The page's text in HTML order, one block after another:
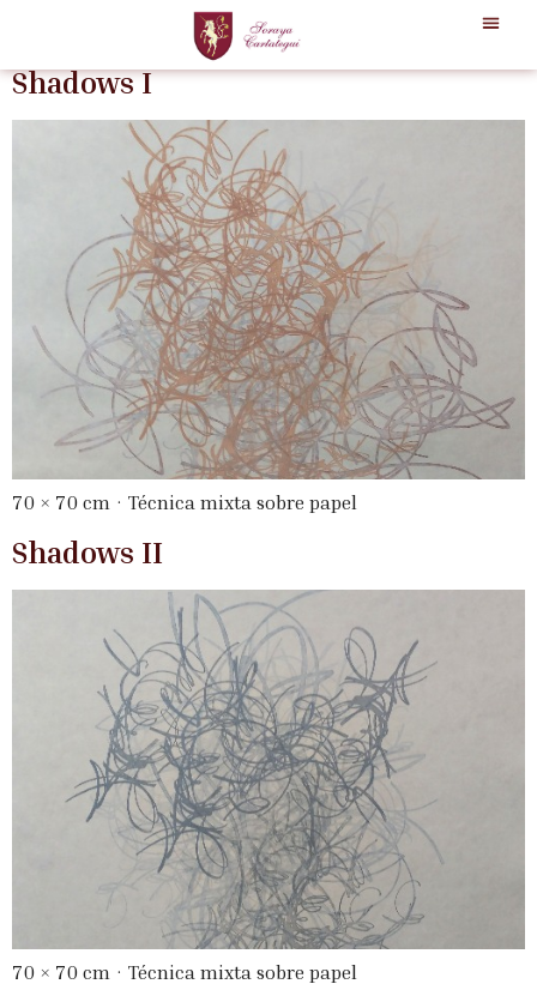
Categoría:david-rodriguez
Shadows I
70 × 70 cm · Técnica mixta sobre papel
Shadows II
70 × 70 cm · Técnica mixta sobre papel